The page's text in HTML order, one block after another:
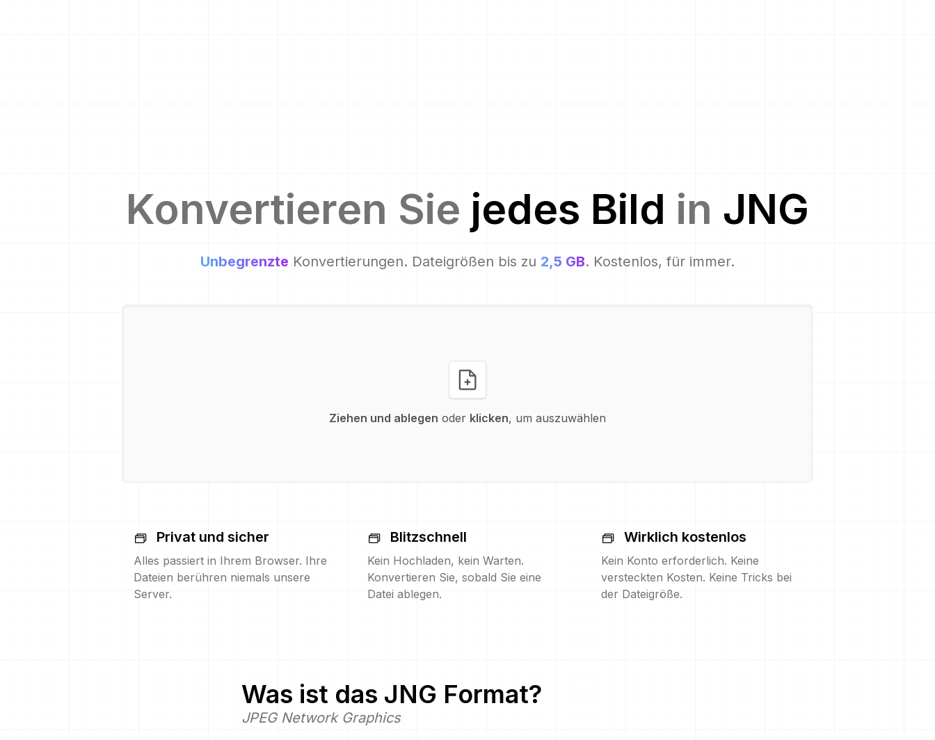
Konvertieren Sie jedes Bild in JNG
Unbegrenzte Konvertierungen. Dateigrößen bis zu 2,5 GB. Kostenlos, für immer.
Ziehen und ablegen oder klicken, um auszuwählen
Privat und sicher
Alles passiert in Ihrem Browser. Ihre
Dateien berühren niemals unsere
Server.
Blitzschnell
Kein Hochladen, kein Warten.
Konvertieren Sie, sobald Sie eine
Datei ablegen.
Wirklich kostenlos
Kein Konto erforderlich. Keine
versteckten Kosten. Keine Tricks bei
der Dateigröße.
Was ist das JNG Format?
JPEG Network Graphics